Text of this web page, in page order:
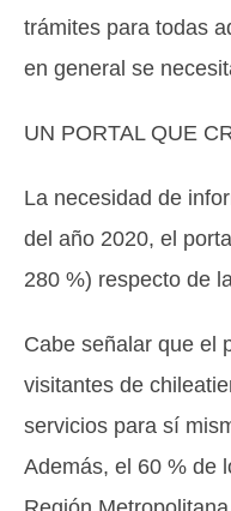
trámites para todas
en general se
UN PORTAL QUE
La necesidad de
del año 2020, el
280 %) respecto de
Cabe señalar que el
visitantes de
servicios para sí
Además, el 60 % de